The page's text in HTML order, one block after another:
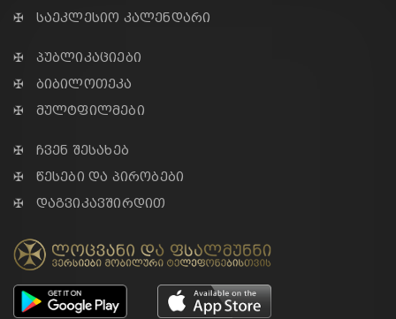
✠ საეკლესიო კალენდარი
✠ პუბლიკაციები
✠ ბიბილოთეკა
✠ მულტფილმები
✠ ჩვენ შესახებ
✠ წესები და პირობები
✠ დაგვიკავშირდით